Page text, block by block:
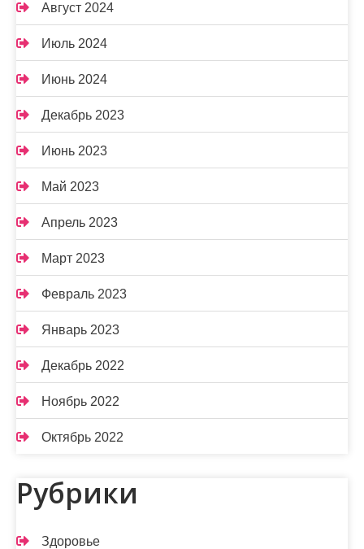
Август 2024
Июль 2024
Июнь 2024
Декабрь 2023
Июнь 2023
Май 2023
Апрель 2023
Март 2023
Февраль 2023
Январь 2023
Декабрь 2022
Ноябрь 2022
Октябрь 2022
Рубрики
Здоровье